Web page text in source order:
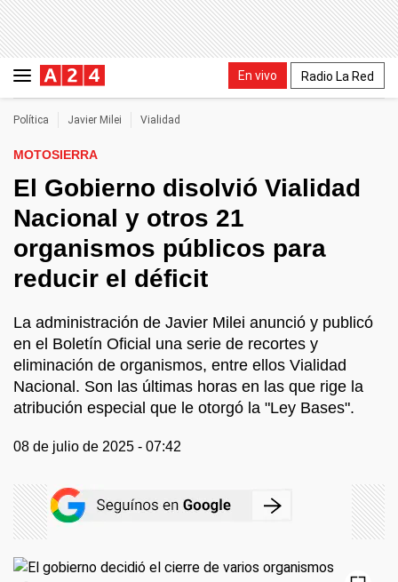
En vivo Radio La Red
Política Javier Milei Vialidad
MOTOSIERRA
El Gobierno disolvió Vialidad
Nacional y otros 21
organismos públicos para
reducir el déficit
La administración de Javier Milei anunció y publicó
en el Boletín Oficial una serie de recortes y
eliminación de organismos, entre ellos Vialidad
Nacional. Son las últimas horas en las que rige la
atribución especial que le otorgó la "Ley Bases".
08 de julio de 2025 - 07:42